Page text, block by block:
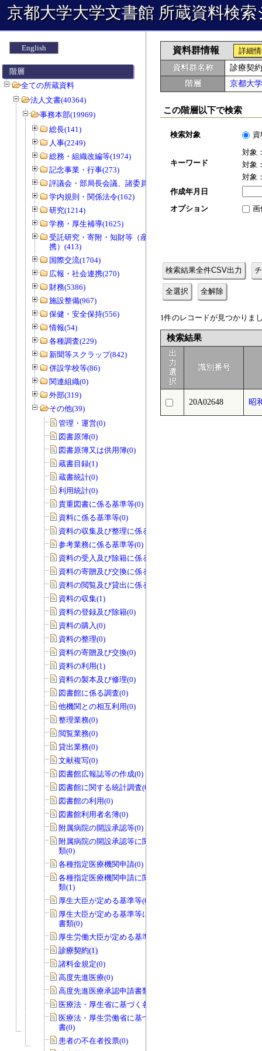
京都大学大学文書館 所蔵資料検
English
階層
全ての所蔵資料
法人文書(40364)
事務本部(19969)
総長(141)
人事(2249)
総務・組織改編等(1974)
記念事業・行事(273)
評議会・部局長会議、諸委員会等(1466)
学内規則・関係法令(162)
研究(1214)
学務・厚生補導(1625)
受託研究・寄附・知財等（産官学連
携）(413)
国際交流(1704)
広報・社会連携(270)
財務(5386)
施設整備(967)
保健・安全保持(556)
情報(54)
各種調査(229)
新聞等スクラップ(842)
併設学校等(86)
関連組織(0)
外部(319)
その他(39)
管理・運営(0)
図書原簿(0)
図書原簿又は供用簿(0)
蔵書目録(1)
蔵書統計(0)
利用統計(0)
貴重図書に係る基準等(0)
資料に係る基準等(0)
資料の収集及び整理に係る基準等(0)
参考業務に係る基準等(0)
資料の受入及び除籍に係る基準等(0)
資料の寄贈及び交換に係る基準等(0)
資料の閲覧及び貸出に係る基準等(0)
資料の収集(1)
資料の登録及び除籍(0)
資料の購入(0)
資料の整理(0)
資料の寄贈及び交換(0)
資料の利用(1)
資料の製本及び修理(0)
図書館に係る調査(0)
他機関との相互利用(0)
整理業務(0)
閲覧業務(0)
貸出業務(0)
文献複写(0)
図書館広報誌等の作成(0)
図書館に関する統計調査(0)
図書館の利用(0)
図書館利用者名簿(0)
附属病院の開設承認等(0)
附属病院の開設承認等に関する申請書
類(0)
各種指定医療機関申請(0)
各種指定医療機関申請に関する申請書
類(1)
厚生大臣が定める基準等(0)
厚生大臣が定める基準等に関する申請
書類(0)
厚生労働大臣が定める基準等(0)
診療契約(1)
諸料金規定(0)
高度先進医療(0)
高度先進医療承認申請書類(0)
医療法・厚生省に基づく各種報告書(0)
医療法・厚生労働省に基づく各種報告
書(0)
患者の不在者投票(0)
資料群情報
詳細
資料群名称
診療契約
階層
京都大
この階層以下で検索
検索対象 資
キーワード
対象
対象
対象
作成年月日
オプション
画
検索結果全件CSV出力
全選択 全解除
1件のレコードが見つかりま
検索結果
出
力
選
択
識別番号
20A02648 昭